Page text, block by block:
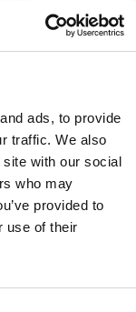
ads, to provide
traffic. We also
with our social
who may
provided to
use of their
de ronde
model en